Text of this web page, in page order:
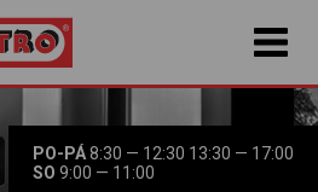
PO-PÁ8:30 — 12:30 13:30 — 17:00
SO 9:00 — 11:00